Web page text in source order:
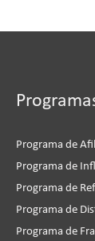
Programa de
Programa de
Programa de
Programa de
Programa de